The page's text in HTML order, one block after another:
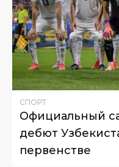
СПОРТ
Официальный
дебют
первенстве